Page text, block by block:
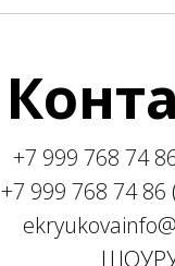
+7 999 768 74
+7 999 768 74 86